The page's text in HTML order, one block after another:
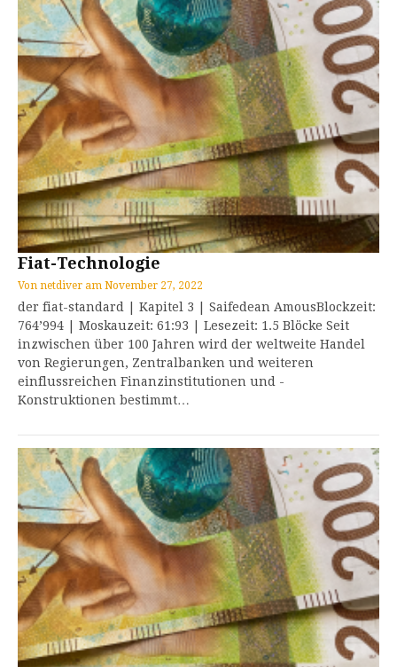
Fiat-Technologie
Von netdiver am November 27, 2022
der fiat-standard | Kapitel 3 | Saifedean AmousBlockzeit:
764’994 | Moskauzeit: 61:93 | Lesezeit: 1.5 Blöcke Seit
inzwischen über 100 Jahren wird der weltweite Handel
von Regierungen, Zentralbanken und weiteren
einflussreichen Finanzinstitutionen und -
Konstruktionen bestimmt…